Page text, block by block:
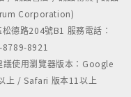
Corporation)
德路204號B1 服務電話：
8921
議使用瀏覽器版本：Google
上 / Safari 版本11以上